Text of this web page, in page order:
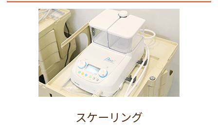
スケーリング